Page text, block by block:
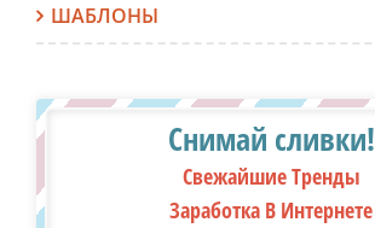
ШАБЛОНЫ
Снимай сливки!
Свежайшие Тренды
Заработка В Интернете